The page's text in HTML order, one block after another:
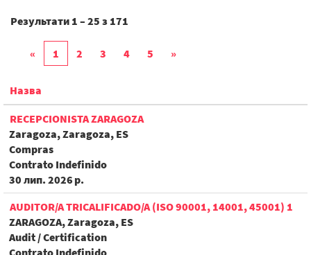
Результати 1 – 25 з 171
« 1 2 3 4 5 »
Назва
RECEPCIONISTA ZARAGOZA
Zaragoza, Zaragoza, ES
Compras
Contrato Indefinido
30 лип. 2026 р.
AUDITOR/A TRICALIFICADO/A (ISO 90001, 14001, 45001) 1
ZARAGOZA, Zaragoza, ES
Audit / Certification
Contrato Indefinido